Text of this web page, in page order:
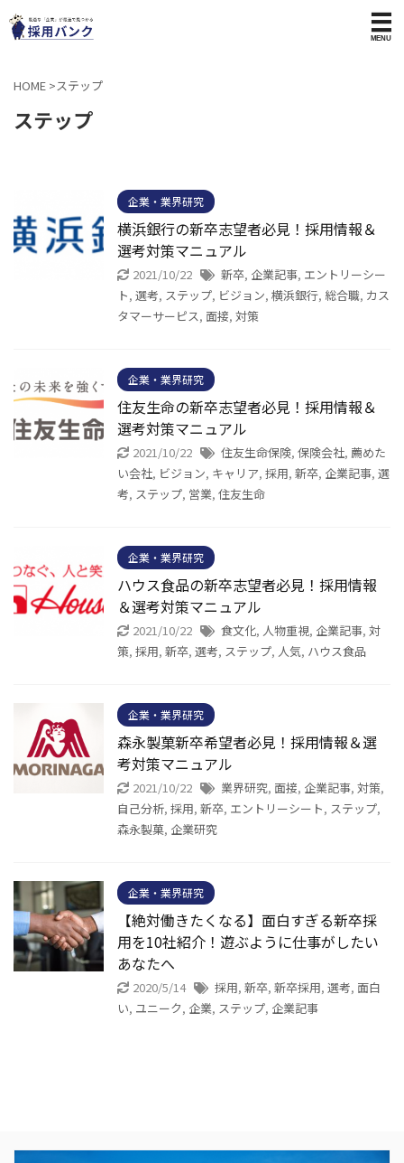
HOME >ステップ
ステップ
企業・業界研究
横浜銀行の新卒志望者必見！採用情報＆
選考対策マニュアル
2021/10/22 新卒, 企業記事, エントリーシー
ト, 選考, ステップ, ビジョン, 横浜銀行, 総合職, カス
タマーサーピス, 面接, 対策
企業・業界研究
住友生命の新卒志望者必見！採用情報＆
選考対策マニュアル
2021/10/22 住友生命保険, 保険会社, 薦めた
い会社, ビジョン, キャリア, 採用, 新卒, 企業記事, 選
考, ステップ, 営業, 住友生命
企業・業界研究
ハウス食品の新卒志望者必見！採用情報
＆選考対策マニュアル
2021/10/22 食文化, 人物重視, 企業記事, 対
策, 採用, 新卒, 選考, ステップ, 人気, ハウス食品
企業・業界研究
森永製菓新卒希望者必見！採用情報＆選
考対策マニュアル
2021/10/22 業界研究, 面接, 企業記事, 対策,
自己分析, 採用, 新卒, エントリーシート, ステップ,
森永製菓, 企業研究
企業・業界研究
【絶対働きたくなる】面白すぎる新卒採
用を10社紹介！遊ぶように仕事がしたい
あなたへ
2020/5/14 採用, 新卒, 新卒採用, 選考, 面白
い, ユニーク, 企業, ステップ, 企業記事